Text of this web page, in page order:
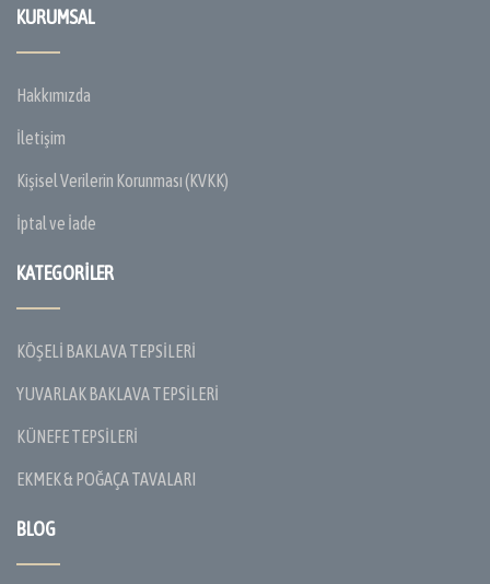
KURUMSAL
Hakkımızda
İletişim
Kişisel Verilerin Korunması (KVKK)
İptal ve İade
KATEGORILER
KÖŞELİ BAKLAVA TEPSİLERİ
YUVARLAK BAKLAVA TEPSİLERİ
KÜNEFE TEPSİLERİ
EKMEK & POĞAÇA TAVALARI
BLOG